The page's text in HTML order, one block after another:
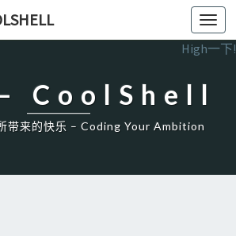
High一下!
CoolShell
带来的快乐 – Coding Your Ambition